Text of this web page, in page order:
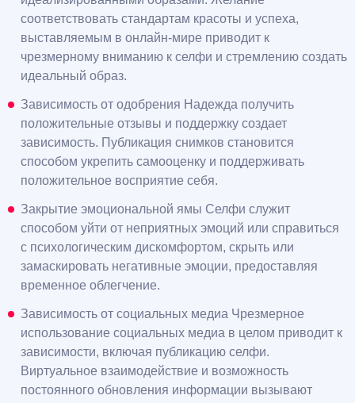
соответствовать стандартам красоты и успеха,
выставляемым в онлайн-мире приводит к
чрезмерному вниманию к селфи и стремлению создать
идеальный образ.
Зависимость от одобрения Надежда получить
положительные отзывы и поддержку создает
зависимость. Публикация снимков становится
способом укрепить самооценку и поддерживать
положительное восприятие себя.
Закрытие эмоциональной ямы Селфи служит
способом уйти от неприятных эмоций или справиться
с психологическим дискомфортом, скрыть или
замаскировать негативные эмоции, предоставляя
временное облегчение.
Зависимость от социальных медиа Чрезмерное
использование социальных медиа в целом приводит к
зависимости, включая публикацию селфи.
Виртуальное взаимодействие и возможность
постоянного обновления информации вызывают